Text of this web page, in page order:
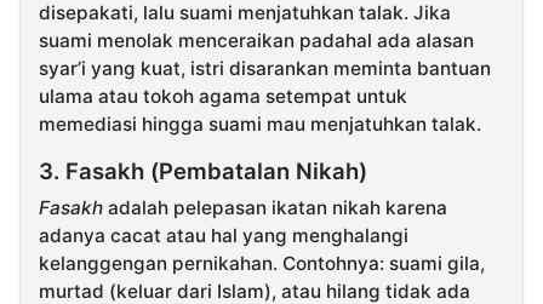
disepakati, lalu suami menjatuhkan talak. Jika
suami menolak menceraikan padahal ada alasan
syar’i yang kuat, istri disarankan meminta bantuan
ulama atau tokoh agama setempat untuk
memediasi hingga suami mau menjatuhkan talak.
3. Fasakh (Pembatalan Nikah)
Fasakh adalah pelepasan ikatan nikah karena
adanya cacat atau hal yang menghalangi
kelanggengan pernikahan. Contohnya: suami gila,
murtad (keluar dari Islam), atau hilang tidak ada